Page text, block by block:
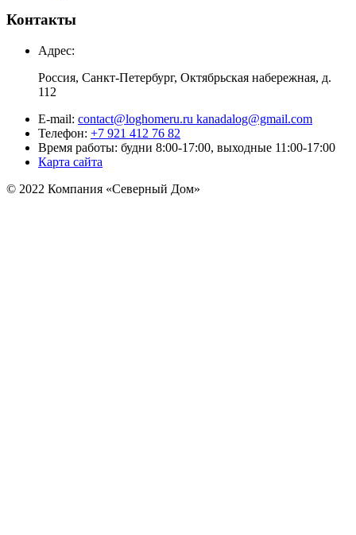
Контакты
Адрес:
Россия, Санкт-Петербург, Октябрьская набережная, д.
112
E-mail: contact@loghomeru.ru kanadalog@gmail.com
Телефон: +7 921 412 76 82
Время работы: будни 8:00-17:00, выходные 11:00-17:00
Карта сайта
© 2022 Компания «Северный Дом»